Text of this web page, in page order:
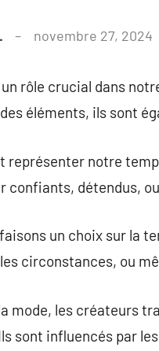
novembre 27, 2024
rôle crucial dans
éléments, ils sont
représenter notre
confiants, détendus,
un choix sur la
circonstances, ou
mode, les créateurs
Ils sont influencés par